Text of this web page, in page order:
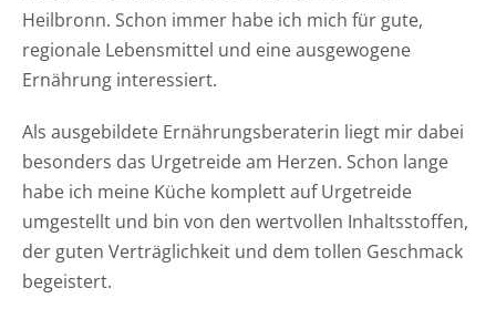
Heilbronn. Schon immer habe ich mich für gute,
regionale Lebensmittel und eine ausgewogene
Ernährung interessiert.
Als ausgebildete Ernährungsberaterin liegt mir dabei
besonders das Urgetreide am Herzen. Schon lange
habe ich meine Küche komplett auf Urgetreide
umgestellt und bin von den wertvollen Inhaltsstoffen,
der guten Verträglichkeit und dem tollen Geschmack
begeistert.